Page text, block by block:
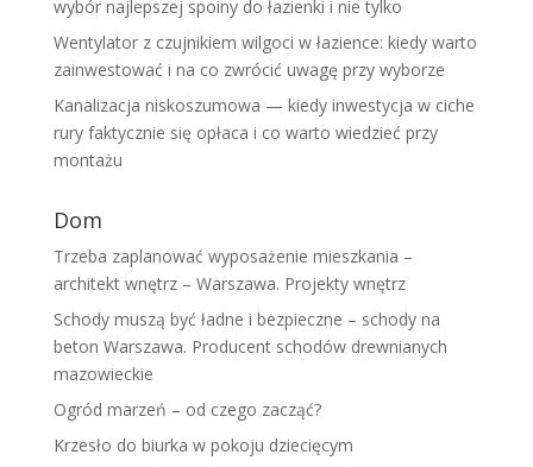
wybór najlepszej spoiny do łazienki i nie tylko
Wentylator z czujnikiem wilgoci w łazience: kiedy warto
zainwestować i na co zwrócić uwagę przy wyborze
Kanalizacja niskoszumowa — kiedy inwestycja w ciche
rury faktycznie się opłaca i co warto wiedzieć przy
montażu
Dom
Trzeba zaplanować wyposażenie mieszkania –
architekt wnętrz – Warszawa. Projekty wnętrz
Schody muszą być ładne i bezpieczne – schody na
beton Warszawa. Producent schodów drewnianych
mazowieckie
Ogród marzeń – od czego zacząć?
Krzesło do biurka w pokoju dziecięcym